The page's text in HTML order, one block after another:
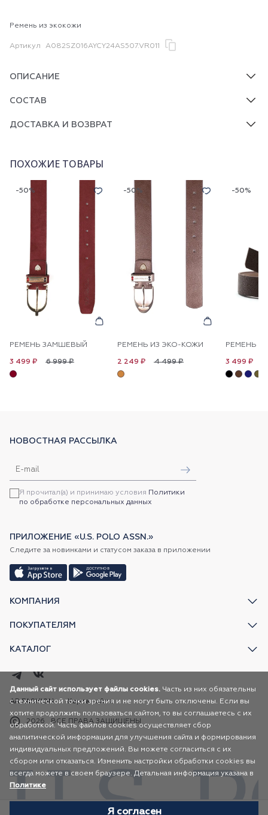
Ремень из экокожи
Артикул A082SZ016AYCY24AS507.VR011
ОПИСАНИЕ
СОСТАВ
ДОСТАВКА И ВОЗВРАТ
ПОХОЖИЕ ТОВАРЫ
-50%
РЕМЕНЬ ЗАМШЕВЫЙ
6 999 ₽
3 499 ₽
-50%
РЕМЕНЬ ИЗ ЭКО-КОЖИ
4 499 ₽
2 249 ₽
-50%
РЕМЕНЬ
3 499 ₽
КОМПАНИЯ
ПОКУПАТЕЛЯМ
КАТАЛОГ
НОВОСТНАЯ РАССЫЛКА
Я прочитал(а) и принимаю условия Политики
по обработке персональных данных
ПРИЛОЖЕНИЕ «U.S. POLO ASSN.»
Следите за новинками и статусом заказа в приложении
2026 ВСЕ ПРАВА ЗАЩИЩЕНЫ
AR FASHION Карта сайта
Данный сайт использует файлы cookies. Часть из них обязательны
с технической точки зрения и не могут быть отключены. Если вы
хотите продолжить пользоваться сайтом, то вы соглашаетесь с их
обработкой. Часть файлов cookies осуществляет сбор
аналитической информации для улучшения сайта и формирования
индивидуальных предложений. Вы можете согласиться с их
сбором или отказаться. Изменить настройки обработки cookies вы
всегда можете в своем браузере. Детальная информация указана в
Политике
Я согласен